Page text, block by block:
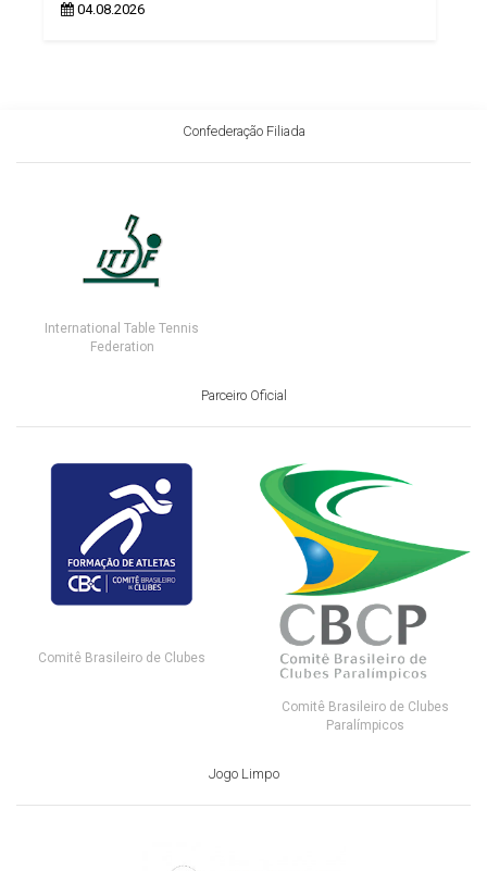
04.08.2026
Confederação Filiada
International Table Tennis
Federation
Parceiro Oficial
Comitê Brasileiro de Clubes
Comitê Brasileiro de Clubes
Paralímpicos
Jogo Limpo